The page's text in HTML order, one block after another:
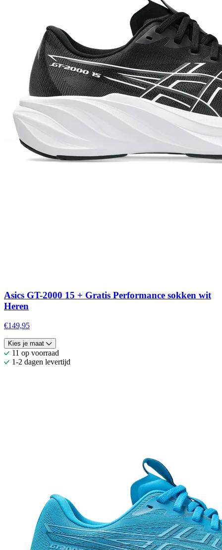
Asics GT-2000 15 + Gratis Performance sokken wit
Heren
€149,95
Kies je maat
11 op voorraad
1-2 dagen levertijd